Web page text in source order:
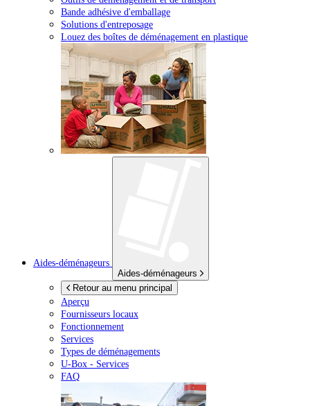
Bande adhésive d'emballage
Solutions d'entreposage
Louez des boîtes de déménagement en plastique
Aides-déménageurs
Aides-déménageurs
Retour au menu principal
Aperçu
Fournisseurs locaux
Fonctionnement
Services
Types de déménagements
U-Box - Services
FAQ